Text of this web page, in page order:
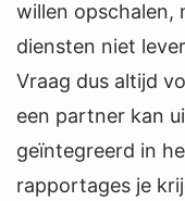
willen opschalen,
diensten niet
Vraag dus altijd
een partner kan
geïntegreerd in
rapportages je